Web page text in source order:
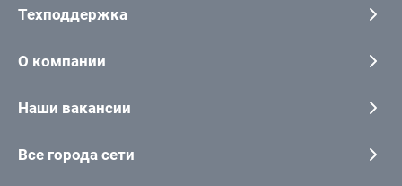
Техподдержка
О компании
Наши вакансии
Все города сети